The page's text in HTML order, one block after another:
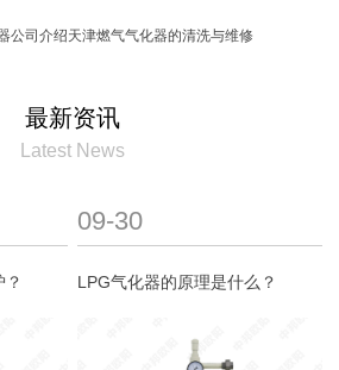
公司介绍天津燃气气化器的清洗与维修
最新资讯
Latest News
09-30
LPG气化器的原理是什么？